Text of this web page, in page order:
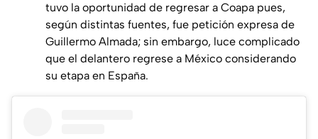
tuvo la oportunidad de regresar a Coapa pues,
según distintas fuentes, fue petición expresa de
Guillermo Almada; sin embargo, luce complicado
que el delantero regrese a México considerando
su etapa en España.